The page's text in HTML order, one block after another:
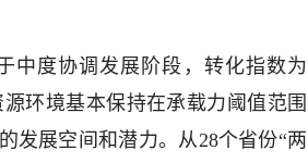
中度协调发展阶段，转化指数为
环境基本保持在承载力阈值范围
发展空间和潜力。从28个省份“两